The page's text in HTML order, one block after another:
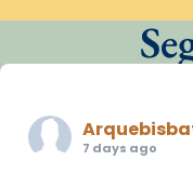
7 days ago